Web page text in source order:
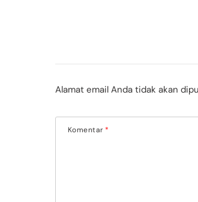
Alamat email Anda tidak akan
Komentar *